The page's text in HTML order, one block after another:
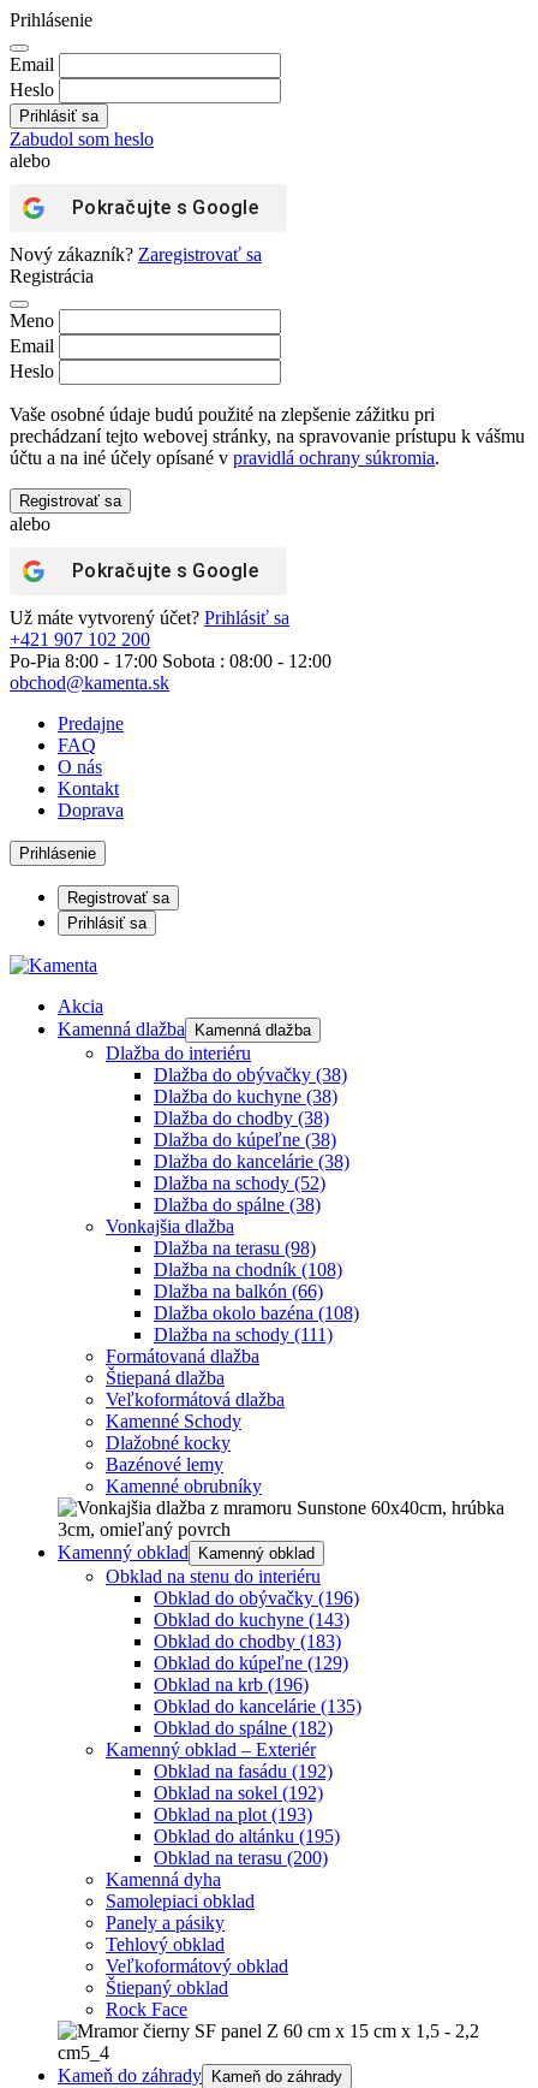
Prihlásenie
Email
Heslo
Zabudol som heslo
alebo
Pokračujte s Google
Nový zákazník? Zaregistrovať sa
Registrácia
Meno
Email
Heslo
Vaše osobné údaje budú použité na zlepšenie zážitku pri
prechádzaní tejto webovej stránky, na spravovanie prístupu k vášmu
účtu a na iné účely opísané v pravidlá ochrany súkromia.
Registrovať sa
alebo
Pokračujte s Google
Už máte vytvorený účet? Prihlásiť sa
+421 907 102 200
Po-Pia 8:00 - 17:00 Sobota : 08:00 - 12:00
obchod@kamenta.sk
Predajne
FAQ
O nás
Kontakt
Doprava
Prihlásenie
Registrovať sa
Prihlásiť sa
Akcia
Kamenná dlažba
Kamenná dlažba
Dlažba do interiéru
Dlažba do obývačky (38)
Dlažba do kuchyne (38)
Dlažba do chodby (38)
Dlažba do kúpeľne (38)
Dlažba do kancelárie (38)
Dlažba na schody (52)
Dlažba do spálne (38)
Vonkajšia dlažba
Dlažba na terasu (98)
Dlažba na chodník (108)
Dlažba na balkón (66)
Dlažba okolo bazéna (108)
Dlažba na schody (111)
Formátovaná dlažba
Štiepaná dlažba
Veľkoformátová dlažba
Kamenné Schody
Dlažobné kocky
Bazénové lemy
Kamenné obrubníky
Kamenný obklad Kamenný obklad
Obklad na stenu do interiéru
Obklad do obývačky (196)
Obklad do kuchyne (143)
Obklad do chodby (183)
Obklad do kúpeľne (129)
Obklad na krb (196)
Obklad do kancelárie (135)
Obklad do spálne (182)
Kamenný obklad – Exteriér
Obklad na fasádu (192)
Obklad na sokel (192)
Obklad na plot (193)
Obklad do altánku (195)
Obklad na terasu (200)
Kamenná dyha
Samolepiaci obklad
Panely a pásiky
Tehlový obklad
Veľkoformátový obklad
Štiepaný obklad
Rock Face
Kameň do záhrady Kameň do záhrady